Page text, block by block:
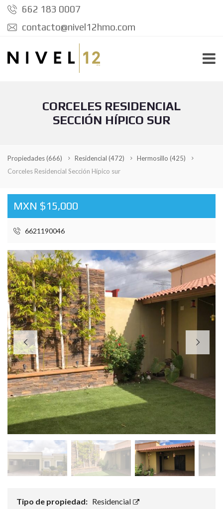
662 183 0007
contacto@nivel12hmo.com
CORCELES RESIDENCIAL
SECCIÓN HÍPICO SUR
Propiedades(666) Residencial (472) Hermosillo (425)
Corceles Residencial Sección Hípico sur
MXN $15,000
6621190046
Tipo de propiedad: Residencial